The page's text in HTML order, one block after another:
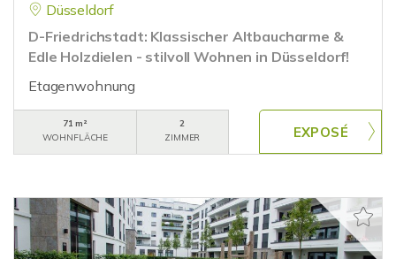
Düsseldorf
D-Friedrichstadt: Klassischer Altbaucharme &
Edle Holzdielen - stilvoll Wohnen in Düsseldorf!
Etagenwohnung
71 m²
WOHNFLÄCHE
2
ZIMMER